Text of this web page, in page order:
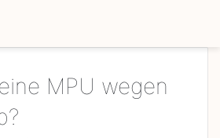
MPU wegen